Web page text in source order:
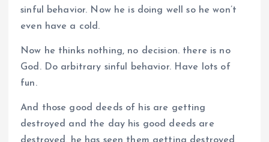
sinful behavior. Now he is doing well so he won’t
even have a cold.
Now he thinks nothing, no decision. there is no
God. Do arbitrary sinful behavior. Have lots of
fun.
And those good deeds of his are getting
destroyed and the day his good deeds are